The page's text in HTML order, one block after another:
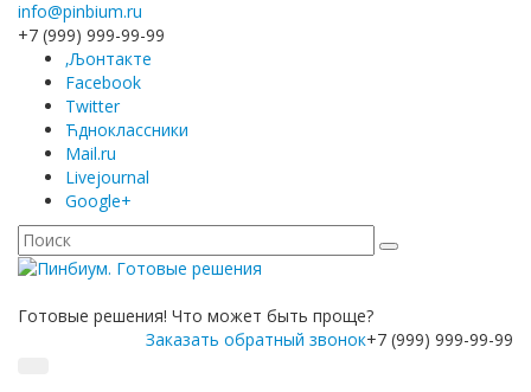
info@pinbium.ru
+7 (999) 999-99-99
‚Љонтакте
Facebook
Twitter
Ћдноклассники
Mail.ru
Livejournal
Google+
Готовые решения! Что может быть проще?
+7 (999) 999-99-99
Заказать обратный звонок